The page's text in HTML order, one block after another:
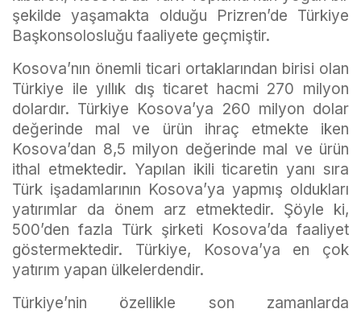
şekilde yaşamakta olduğu Prizren’de Türkiye
Başkonsolosluğu faaliyete geçmiştir.
Kosova’nın önemli ticari ortaklarından birisi olan
Türkiye ile yıllık dış ticaret hacmi 270 milyon
dolardır. Türkiye Kosova’ya 260 milyon dolar
değerinde mal ve ürün ihraç etmekte iken
Kosova’dan 8,5 milyon değerinde mal ve ürün
ithal etmektedir. Yapılan ikili ticaretin yanı sıra
Türk işadamlarının Kosova’ya yapmış oldukları
yatırımlar da önem arz etmektedir. Şöyle ki,
500’den fazla Türk şirketi Kosova’da faaliyet
göstermektedir. Türkiye, Kosova’ya en çok
yatırım yapan ülkelerdendir.
Türkiye’nin özellikle son zamanlarda